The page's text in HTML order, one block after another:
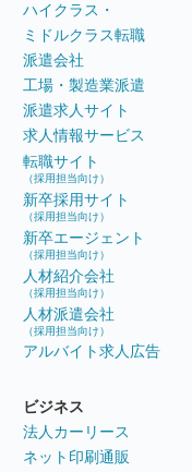
ハイクラス・
ミドルクラス転職
派遣会社
工場・製造業派遣
派遣求人サイト
求人情報サービス
転職サイト
（採用担当向け）
新卒採用サイト
（採用担当向け）
新卒エージェント
（採用担当向け）
人材紹介会社
（採用担当向け）
人材派遣会社
（採用担当向け）
アルバイト求人広告
ビジネス
法人カーリース
ネット印刷通販